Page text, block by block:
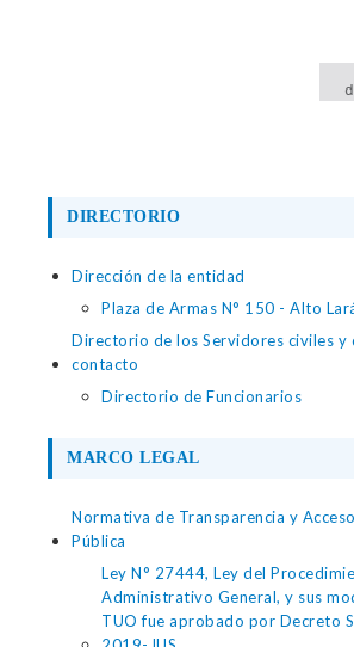
DIRECTORIO
Dirección de la entidad
Plaza de Armas N° 150 - Alto
Directorio de los Servidores civiles y
contacto
Directorio de Funcionarios
MARCO LEGAL
Normativa de Transparencia y
Pública
Ley N° 27444, Ley del
Administrativo General, y sus
TUO fue aprobado por Decreto